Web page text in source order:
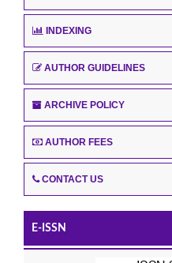
INDEXING
AUTHOR GUIDELINES
ARCHIVE POLICY
AUTHOR FEES
CONTACT US
E-ISSN